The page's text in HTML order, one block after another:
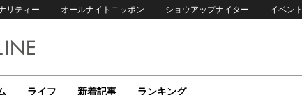
リティー オールナイトニッポン ショウアップナイター イベント
ライフ 新着記事 ランキング